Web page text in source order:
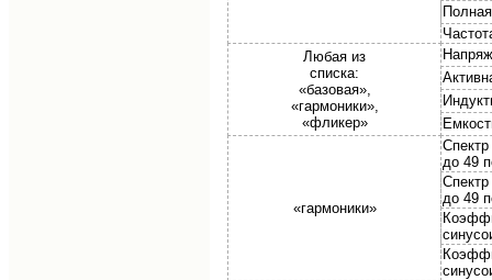
Любая из
списка:
«базовая»,
«гармоники»,
«фликер»
«гармоники»
до 49
Спектр
до 49